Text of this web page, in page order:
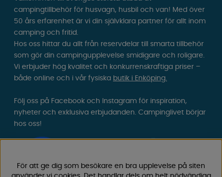
campingtillbehör för husvagn, husbil och van! Med över
50 års erfarenhet är vi din självklara partner för allt inom
camping och fritid.
Hos oss hittar du allt från reservdelar till smarta tillbehör
som gör din campingupplevelse smidigare och roligare.
Vi erbjuder hög kvalitet och konkurrenskraftiga priser –
både online och i vår fysiska butik i Enköping.
Följ oss på Facebook och Instagram för inspiration,
nyheter och exklusiva erbjudanden. Campinglivet börjar
hos oss!
För att ge dig som besökare en bra upplevelse på siten